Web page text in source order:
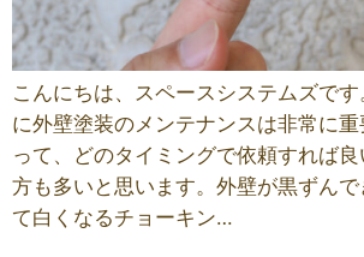
こんにちは、スペースシステムズで
に外壁塗装のメンテナンスは非常に
って、どのタイミングで依頼すれば
方も多いと思います。外壁が黒ずん
て白くなるチョーキン…